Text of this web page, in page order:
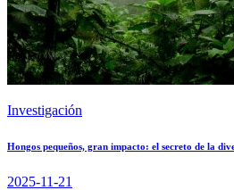
Investigación
Hongos pequeños, gran impacto: el secreto de la
2025-11-21